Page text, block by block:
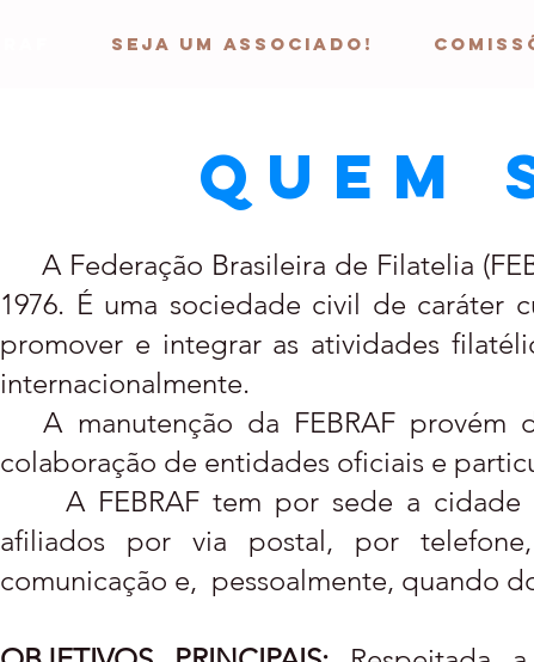
Seja um associado!
Quem
A Federação Brasileira de Filatelia
1976. É uma sociedade civil de caráter
promover e integrar as atividades
internacionalmente.
A manutenção da FEBRAF provém
colaboração de entidades oficiais e
A FEBRAF tem por sede a cidade
afiliados por via postal, por
comunicação e, pessoalmente, quando